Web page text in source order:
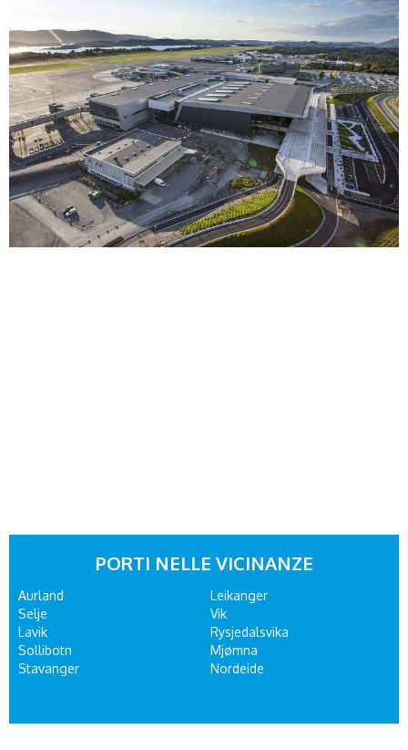
PORTI NELLE VICINANZE
Aurland
Selje
Lavik
Sollibotn
Stavanger
Leikanger
Vik
Rysjedalsvika
Mjømna
Nordeide